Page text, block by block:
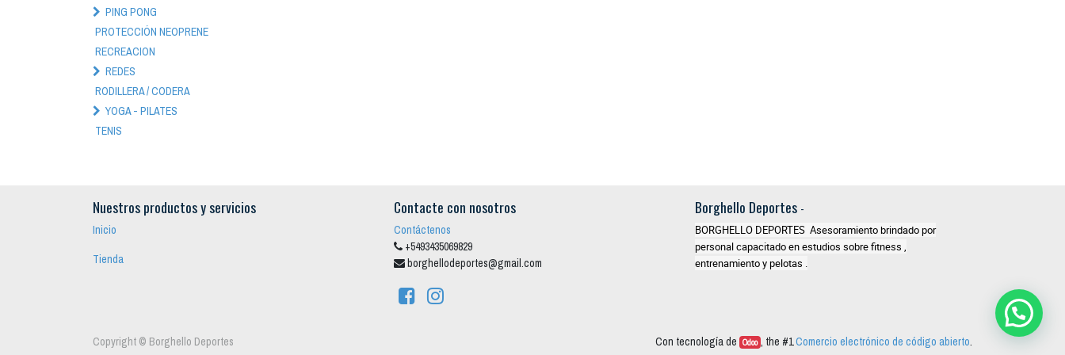
PING PONG
PROTECCIÓN NEOPRENE
RECREACION
REDES
RODILLERA / CODERA
YOGA - PILATES
TENIS
Nuestros productos y servicios
Inicio
Tienda
Contacte con nosotros
Contáctenos
+5493435069829
borghellodeportes@gmail.com
Borghello Deportes -
BORGHELLO DEPORTES Asesoramiento brindado por
personal capacitado en estudios sobre fitness ,
entrenamiento y pelotas .
Copyright © Borghello Deportes Con tecnología de Odoo , the #1Comercio electrónico de código abierto.